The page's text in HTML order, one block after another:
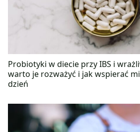
Probiotyki w diecie przy IBS i
warto je rozważyć i jak wspierać
dzień